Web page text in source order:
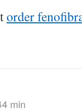
order
min